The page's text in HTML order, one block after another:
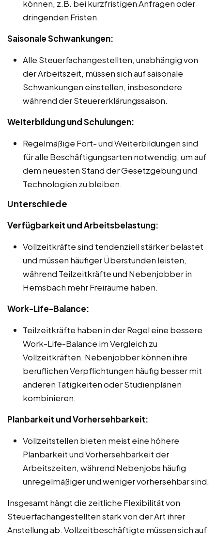
können, z.B. bei kurzfristigen Anfragen oder
dringenden Fristen.
Saisonale Schwankungen:
Alle Steuerfachangestellten, unabhängig von
der Arbeitszeit, müssen sich auf saisonale
Schwankungen einstellen, insbesondere
während der Steuererklärungssaison.
Weiterbildung und Schulungen:
Regelmäßige Fort- und Weiterbildungen sind
für alle Beschäftigungsarten notwendig, um auf
dem neuesten Stand der Gesetzgebung und
Technologien zu bleiben.
Unterschiede
Verfügbarkeit und Arbeitsbelastung:
Vollzeitkräfte sind tendenziell stärker belastet
und müssen häufiger Überstunden leisten,
während Teilzeitkräfte und Nebenjobber in
Hemsbach mehr Freiräume haben.
Work-Life-Balance:
Teilzeitkräfte haben in der Regel eine bessere
Work-Life-Balance im Vergleich zu
Vollzeitkräften. Nebenjobber können ihre
beruflichen Verpflichtungen häufig besser mit
anderen Tätigkeiten oder Studienplänen
kombinieren.
Planbarkeit und Vorhersehbarkeit:
Vollzeitstellen bieten meist eine höhere
Planbarkeit und Vorhersehbarkeit der
Arbeitszeiten, während Nebenjobs häufig
unregelmäßiger und weniger vorhersehbar sind.
Insgesamt hängt die zeitliche Flexibilität von
Steuerfachangestellten stark von der Art ihrer
Anstellung ab. Vollzeitbeschäftigte müssen sich auf